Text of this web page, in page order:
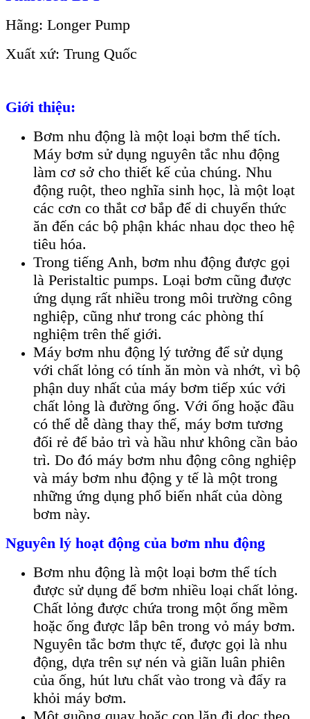
Hãng: Longer Pump
Xuất xứ: Trung Quốc
Giới thiệu:
Bơm nhu động là một loại bơm thể tích.
Máy bơm sử dụng nguyên tắc nhu động
làm cơ sở cho thiết kế của chúng. Nhu
động ruột, theo nghĩa sinh học, là một loạt
các cơn co thắt cơ bắp để di chuyển thức
ăn đến các bộ phận khác nhau dọc theo hệ
tiêu hóa.
Trong tiếng Anh, bơm nhu động được gọi
là Peristaltic pumps. Loại bơm cũng được
ứng dụng rất nhiều trong môi trường công
nghiệp, cũng như trong các phòng thí
nghiệm trên thế giới.
Máy bơm nhu động lý tưởng để sử dụng
với chất lỏng có tính ăn mòn và nhớt, vì bộ
phận duy nhất của máy bơm tiếp xúc với
chất lỏng là đường ống. Với ống hoặc đầu
có thể dễ dàng thay thế, máy bơm tương
đối rẻ để bảo trì và hầu như không cần bảo
trì. Do đó máy bơm nhu động công nghiệp
và máy bơm nhu động y tế là một trong
những ứng dụng phổ biến nhất của dòng
bơm này.
Nguyên lý hoạt động của bơm nhu động
Bơm nhu động là một loại bơm thể tích
được sử dụng để bơm nhiều loại chất lỏng.
Chất lỏng được chứa trong một ống mềm
hoặc ống được lắp bên trong vỏ máy bơm.
Nguyên tắc bơm thực tế, được gọi là nhu
động, dựa trên sự nén và giãn luân phiên
của ống, hút lưu chất vào trong và đẩy ra
khỏi máy bơm.